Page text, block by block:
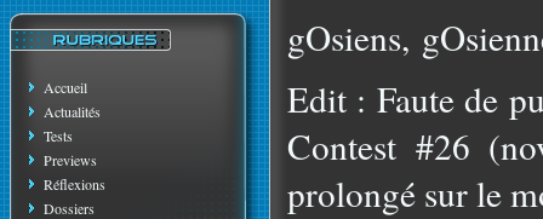
Accueil
Actualités
Tests
Previews
Réflexions
Dossiers
gOsiens,
Edit : Faute de
Contest #26
prolongé sur le